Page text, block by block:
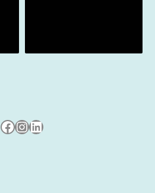
Besuche uns auf Facebook
Besuche uns auf Instagram
LinkedIn